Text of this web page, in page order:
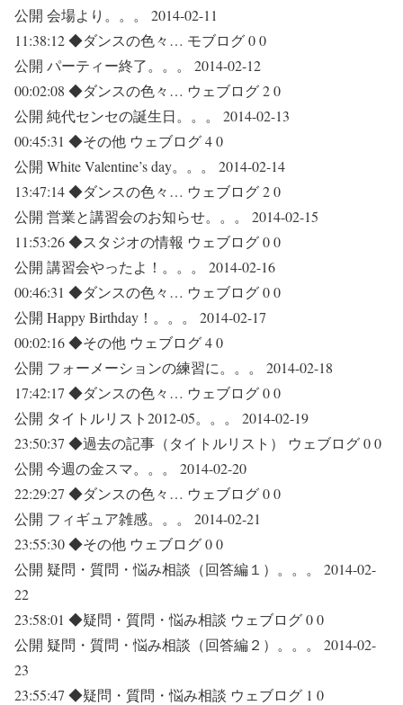
公開 会場より。。。 2014-02-11
11:38:12 ◆ダンスの色々… モブログ 0 0
公開 パーティー終了。。。 2014-02-12
00:02:08 ◆ダンスの色々… ウェブログ 2 0
公開 純代センセの誕生日。。。 2014-02-13
00:45:31 ◆その他 ウェブログ 4 0
公開 White Valentine’s day。。。 2014-02-14
13:47:14 ◆ダンスの色々… ウェブログ 2 0
公開 営業と講習会のお知らせ。。。 2014-02-15
11:53:26 ◆スタジオの情報 ウェブログ 0 0
公開 講習会やったよ！。。。 2014-02-16
00:46:31 ◆ダンスの色々… ウェブログ 0 0
公開 Happy Birthday！。。。 2014-02-17
00:02:16 ◆その他 ウェブログ 4 0
公開 フォーメーションの練習に。。。 2014-02-18
17:42:17 ◆ダンスの色々… ウェブログ 0 0
公開 タイトルリスト2012-05。。。 2014-02-19
23:50:37 ◆過去の記事（タイトルリスト） ウェブログ 0 0
公開 今週の金スマ。。。 2014-02-20
22:29:27 ◆ダンスの色々… ウェブログ 0 0
公開 フィギュア雑感。。。 2014-02-21
23:55:30 ◆その他 ウェブログ 0 0
公開 疑問・質問・悩み相談（回答編１）。。。 2014-02-
22
23:58:01 ◆疑問・質問・悩み相談 ウェブログ 0 0
公開 疑問・質問・悩み相談（回答編２）。。。 2014-02-
23
23:55:47 ◆疑問・質問・悩み相談 ウェブログ 1 0